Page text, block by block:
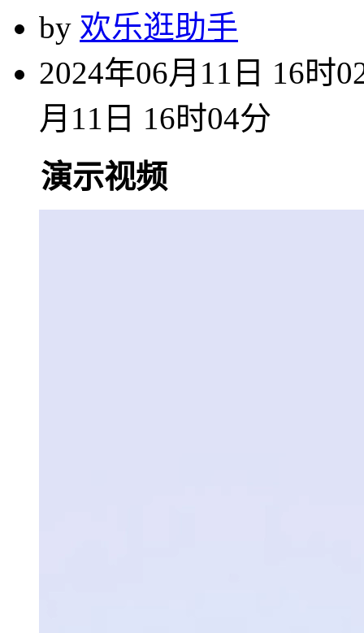
by 欢乐逛助手
2024年06月11日 16时
月11日 16时04分
演示视频